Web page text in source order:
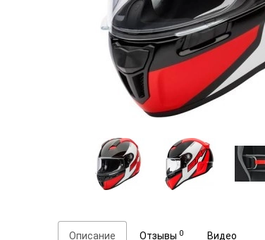
Описание Отзывы 0 Видео